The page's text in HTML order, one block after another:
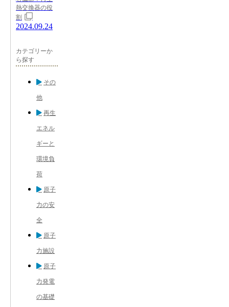
熱交換器の役
割
2024.09.24
カテゴリーか
ら探す
その
他
再生
エネル
ギーと
環境負
荷
原子
力の安
全
原子
力施設
原子
力発電
の基礎